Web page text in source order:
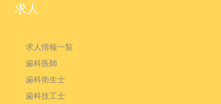
求人
求人情報一覧
歯科医師
歯科衛生士
歯科技工士